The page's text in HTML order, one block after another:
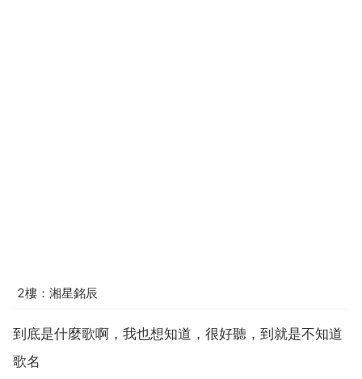
2樓：湘星銘辰
到底是什麼歌啊，我也想知道，很好聽，到就是不知道
歌名